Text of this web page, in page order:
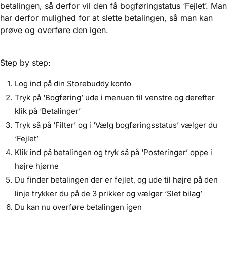
betalingen, så derfor vil den få bogføringstatus ‘Fejlet’. Man
har derfor mulighed for at slette betalingen, så man kan
prøve og overføre den igen.
Step by step:
Log ind på din Storebuddy konto
Tryk på ‘Bogføring’ ude i menuen til venstre og derefter
klik på ‘Betalinger’
Tryk så på ‘Filter’ og i ‘Vælg bogføringsstatus’ vælger du
‘Fejlet’
Klik ind på betalingen og tryk så på ‘Posteringer’ oppe i
højre hjørne
Du finder betalingen der er fejlet, og ude til højre på den
linje trykker du på de 3 prikker og vælger ‘Slet bilag’
Du kan nu overføre betalingen igen